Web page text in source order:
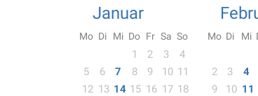
Januar
Mo Di Mi Do Fr Sa So
1 2 3
4
5
6 7 8 9 10 11
12 13 14 15 16 17 18
Mo Di Mi
2
3 4
9
10 11